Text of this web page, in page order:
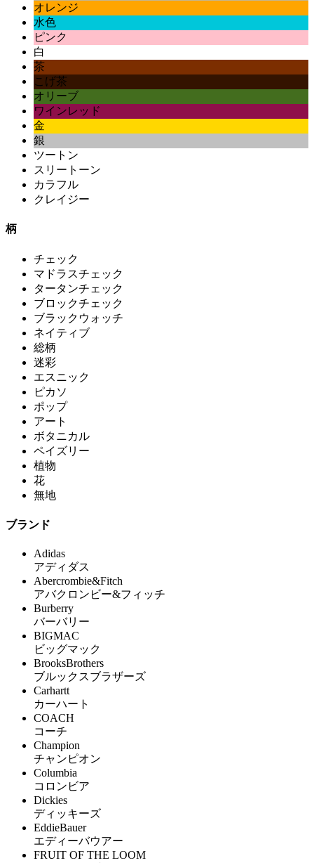
オレンジ
水色
ピンク
白
茶
こげ茶
オリーブ
ワインレッド
金
銀
ツートン
スリートーン
カラフル
クレイジー
柄
チェック
マドラスチェック
タータンチェック
ブロックチェック
ブラックウォッチ
ネイティブ
総柄
迷彩
エスニック
ピカソ
ポップ
アート
ボタニカル
ペイズリー
植物
花
無地
ブランド
Adidas
アディダス
Abercrombie&Fitch
アバクロンビー&フィッチ
Burberry
バーバリー
BIGMAC
ビッグマック
BrooksBrothers
ブルックスブラザーズ
Carhartt
カーハート
COACH
コーチ
Champion
チャンピオン
Columbia
コロンビア
Dickies
ディッキーズ
EddieBauer
エディーバウアー
FRUIT OF THE LOOM